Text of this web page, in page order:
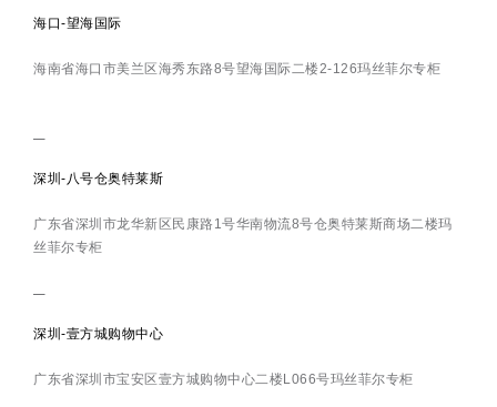
海口-望海国际
海南省海口市美兰区海秀东路8号望海国际二楼2-126玛丝菲尔专柜
深圳-八号仓奥特莱斯
广东省深圳市龙华新区民康路1号华南物流8号仓奥特莱斯商场二楼玛
丝菲尔专柜
深圳-壹方城购物中心
广东省深圳市宝安区壹方城购物中心二楼L066号玛丝菲尔专柜